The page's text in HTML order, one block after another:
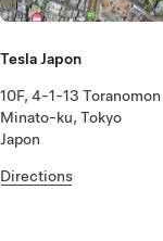
Tesla Japon
10F, 4-1-13 Toranomon
Minato-ku, Tokyo
Japon
Directions